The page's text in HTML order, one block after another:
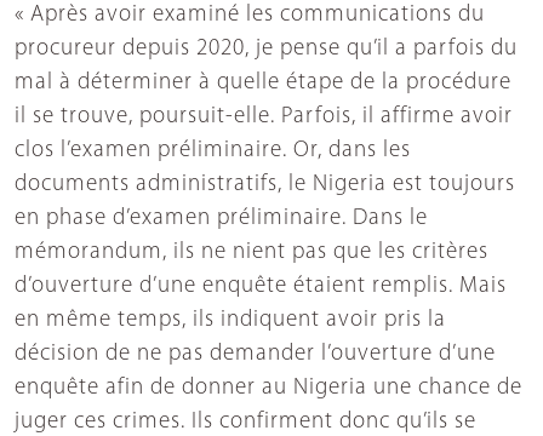
« Après avoir examiné les communications du
procureur depuis 2020, je pense qu’il a parfois du
mal à déterminer à quelle étape de la procédure
il se trouve, poursuit-elle. Parfois, il affirme avoir
clos l’examen préliminaire. Or, dans les
documents administratifs, le Nigeria est toujours
en phase d’examen préliminaire. Dans le
mémorandum, ils ne nient pas que les critères
d’ouverture d’une enquête étaient remplis. Mais
en même temps, ils indiquent avoir pris la
décision de ne pas demander l’ouverture d’une
enquête afin de donner au Nigeria une chance de
juger ces crimes. Ils confirment donc qu’ils se